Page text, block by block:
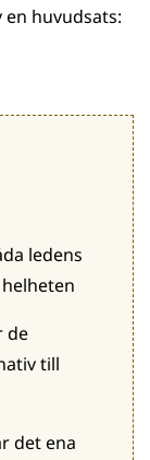
huvudsats:
ledens
de
till
det ena